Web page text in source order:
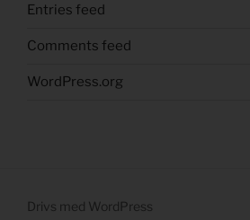
Entries feed
Comments feed
WordPress.org
Drivs med WordPress